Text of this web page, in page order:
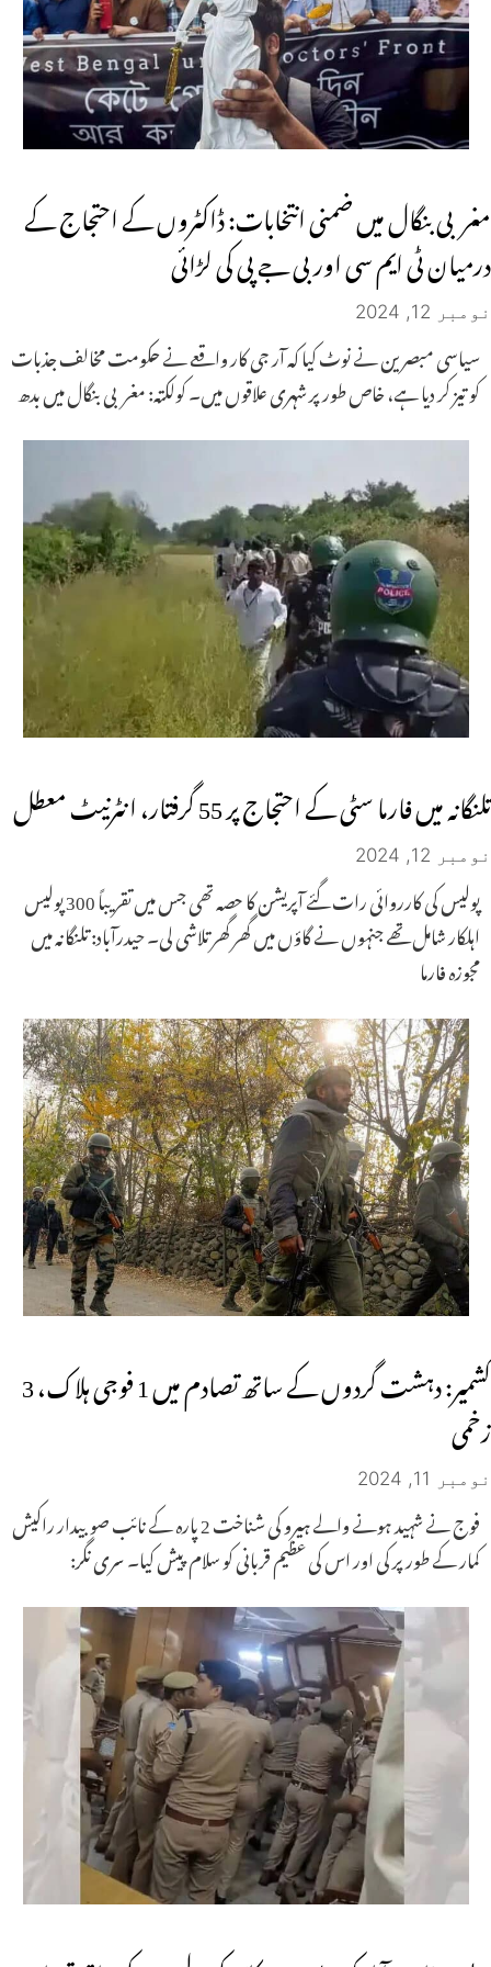
مغربی بنگال میں ضمنی انتخابات: ڈاکٹروں کے احتجاج کے
درمیان ٹی ایم سی اور بی جے پی کی لڑائی
نومبر 12, 2024
سیاسی مبصرین نے نوٹ کیا کہ آر جی کار واقعے نے حکومت مخالف جذبات
کو تیز کر دیا ہے، خاص طور پر شہری علاقوں میں۔ کولکتہ: مغربی بنگال میں بدھ
تلنگانہ میں فارما سٹی کے احتجاج پر 55 گرفتار، انٹرنیٹ معطل
نومبر 12, 2024
پولیس کی کارروائی رات گئے آپریشن کا حصہ تھی جس میں تقریباً 300 پولیس
اہلکار شامل تھے جنہوں نے گاؤں میں گھر گھر تلاشی لی۔ حیدرآباد: تلنگانہ میں
مجوزہ فارما
کشمیر: دہشت گردوں کے ساتھ تصادم میں 1 فوجی ہلاک، 3
زخمی
نومبر 11, 2024
فوج نے شہید ہونے والے ہیرو کی شناخت 2 پارہ کے نائب صوبیدار راکیش
کمار کے طور پر کی اور اس کی عظیم قربانی کو سلام پیش کیا۔ سری نگر: